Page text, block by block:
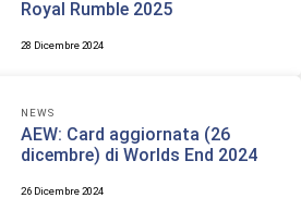
Royal Rumble 2025
28 Dicembre 2024
NEWS
AEW: Card aggiornata (26
dicembre) di Worlds End 2024
26 Dicembre 2024